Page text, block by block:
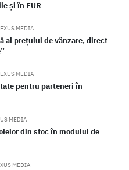
și în EUR
MEDIA
al prețului de vânzare, direct
MEDIA
pentru parteneri în
MEDIA
din stoc în modulul de
MEDIA